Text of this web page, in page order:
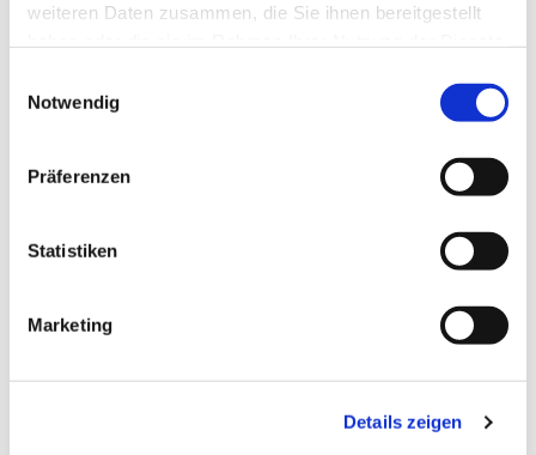
weiteren Daten zusammen, die Sie ihnen bereitgestellt
Notwendig
Präferenzen
Statistiken
Marketing
Details zeigen
Dies könnte Sie auch